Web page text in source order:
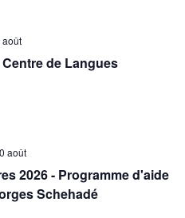
vues
de Langues
août
2026 - Programme d'aide
Schehadé